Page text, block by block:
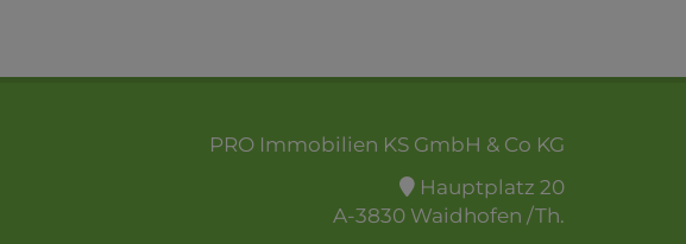
PRO Immobilien KS GmbH & Co KG
Hauptplatz 20
A-3830 Waidhofen /Th.